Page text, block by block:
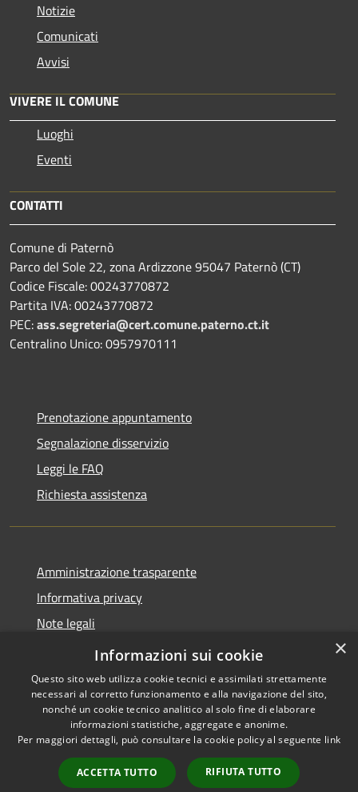
Notizie
Comunicati
Avvisi
VIVERE IL COMUNE
Luoghi
Eventi
CONTATTI
Comune di Paternò
Parco del Sole 22, zona Ardizzone 95047 Paternò (CT)
Codice Fiscale: 00243770872
Partita IVA: 00243770872
PEC:ass.segreteria@cert.comune.paterno.ct.it
Centralino Unico: 0957970111
Prenotazione appuntamento
Segnalazione disservizio
Leggi le FAQ
Richiesta assistenza
Amministrazione trasparente
Informativa privacy
Note legali
Dichiarazione di accessibilità
Accessibilità
Copyright © 2026 • Comune di
Paternò • Powered by
Municipium•
Accesso
redazione
×
Informazioni sui cookie
Questo sito web utilizza cookie tecnici e assimilati strettamente
necessari al corretto funzionamento e alla navigazione del sito,
nonché un cookie tecnico analitico al solo fine di elaborare
informazioni statistiche, aggregate e anonime.
Per maggiori dettagli, può consultare la cookie policy al seguente link
ACCETTA TUTTO RIFIUTA TUTTO